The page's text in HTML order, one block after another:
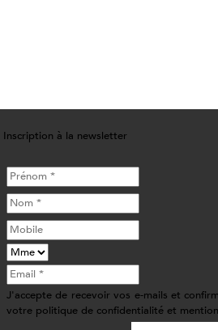
Inscription à la newsletter
J'accepte de recevoir vos e-mails et
votre politique de confidentialité et